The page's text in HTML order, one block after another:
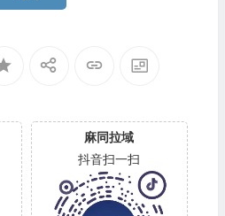
麻同拉域
抖音扫一扫